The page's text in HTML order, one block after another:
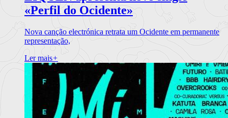
«Perfil do Ocidente»
Nova canção electrónica retrata um Ocidente em permanente
representação,
Ler mais+